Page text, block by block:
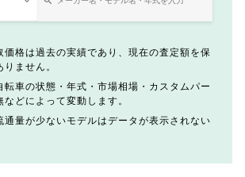
価格は過去の実績であり、現在の査定額を保
ません。
転車の状態・年式・市場相場・カスタムパー
どによって変動します。
通量が少ないモデルはデータが表示されない